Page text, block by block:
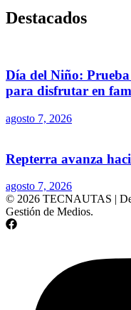
Destacados
Día del Niño: Prueba
para disfrutar en
agosto 7, 2026
Repterra avanza
agosto 7, 2026
© 2026 TECNAUTAS |
Gestión de Medios.